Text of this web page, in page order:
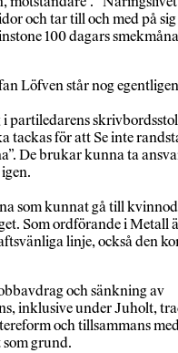
och tar till och med på
100 dagars
Löfven står nog
partiledarens
tackas för att Se inte
De brukar kunna ta
som kunnat gå till
Som ordförande i Metall
linje, också den
och sänkning av
inklusive under Juholt,
och tillsammans
grund.